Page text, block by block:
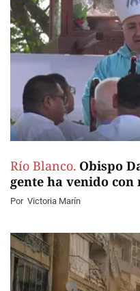
Río Blanco. Obispo
gente ha venido
Por Victoria Marín